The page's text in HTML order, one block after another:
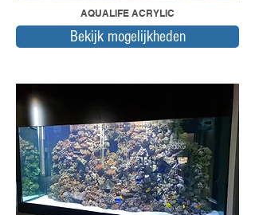
AQUALIFE ACRYLIC
Bekijk mogelijkheden